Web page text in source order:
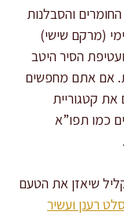
והסבלנות
(מרקם שישי)
הסיר היטב
אם אתם מחפשים
קטגוריית
כמו תפו”א
שיאזן את הטעם
סלט רענן ועשיר